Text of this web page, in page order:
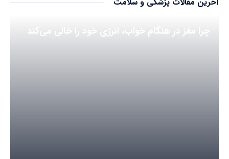
چرا مغز در هنگام خواب، انرژی خود را خالی می‌کند